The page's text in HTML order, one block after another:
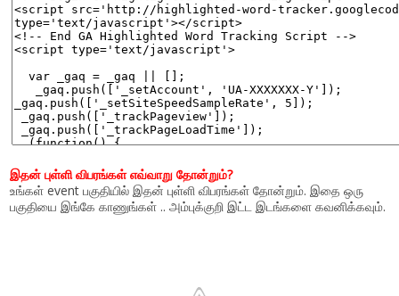
இதன் புள்ளி விபரங்கள் எவ்வாறு தோன்றும்?
உங்கள் event பகுதியில் இதன் புள்ளி விபரங்கள் தோன்றும். இதை ஒரு
பகுதியை இங்கே காணுங்கள் .. அம்புக்குறி இட்ட இடங்களை கவனிக்கவும்.